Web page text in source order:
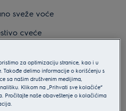
sveže voće
cveće
za optimizaciju stranice, kao i u
Takođe delimo informacije o korišćenju s
sa našim društvenim medijima,
Klikom na „Prihvati sve kolačiće“
Pročitajte naše obaveštenje o kolačićima